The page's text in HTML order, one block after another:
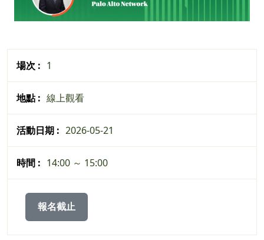
1
線上觀看
2026-05-21
14:00 ～ 15:00
報名截止